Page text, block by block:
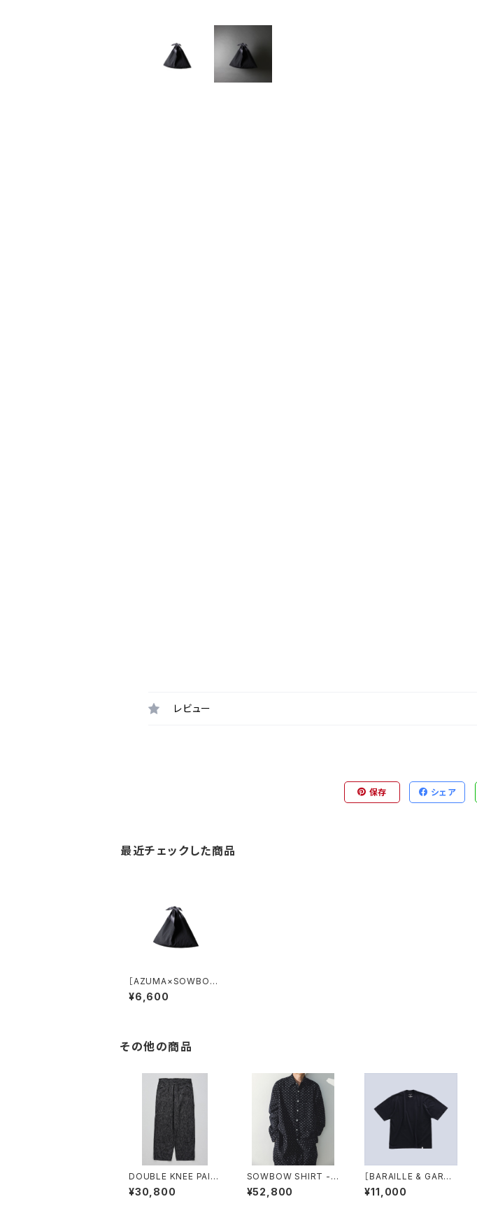
レビュー
保存 シェア
最近チェックした商品
［AZUMA×SOWBO
W］ "KURUME-KASU
RI" AZUMA BAG BLA
¥6,600
その他の商品
DOUBLE KNEE PAIN
TER PANTS DEAD S
TOCK 9oz BLACK D
¥30,800
SOWBOW SHIRT -G
"KURUME-KASURI"
POLKA DOTS
¥52,800
［BARAILLE & GARME
NTS別注］KIRISHIMA
- S/S Tee NAVY
¥11,000